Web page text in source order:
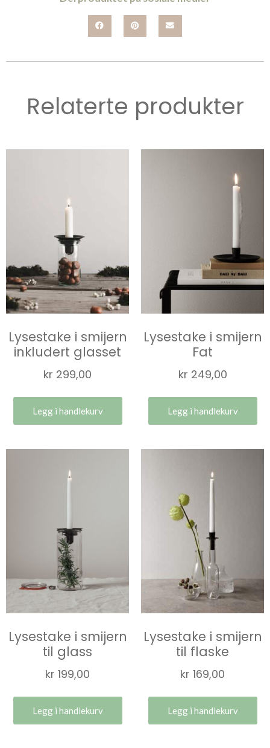
Relaterte produkter
Lysestake i smijern
inkludert glasset
kr 299,00
Legg i handlekurv
Lysestake i smijern
Fat
kr 249,00
Legg i handlekurv
Lysestake i smijern
til glass
kr 199,00
Legg i handlekurv
Lysestake i smijern
til flaske
kr 169,00
Legg i handlekurv